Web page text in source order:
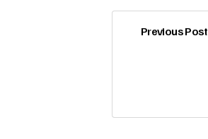
Previous Post